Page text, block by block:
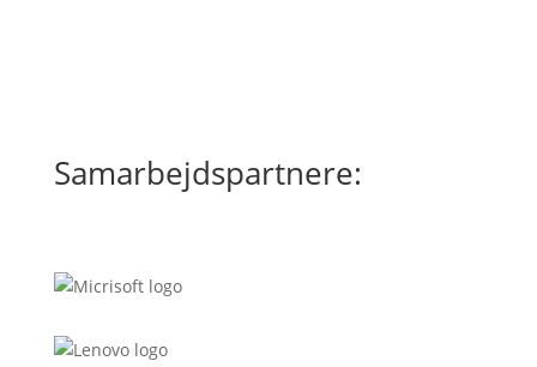
Samarbejdspartnere: